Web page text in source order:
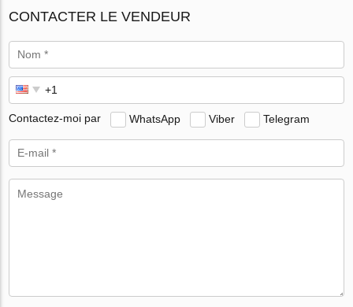
CONTACTER LE VENDEUR
Contactez-moi par WhatsApp Viber Telegram